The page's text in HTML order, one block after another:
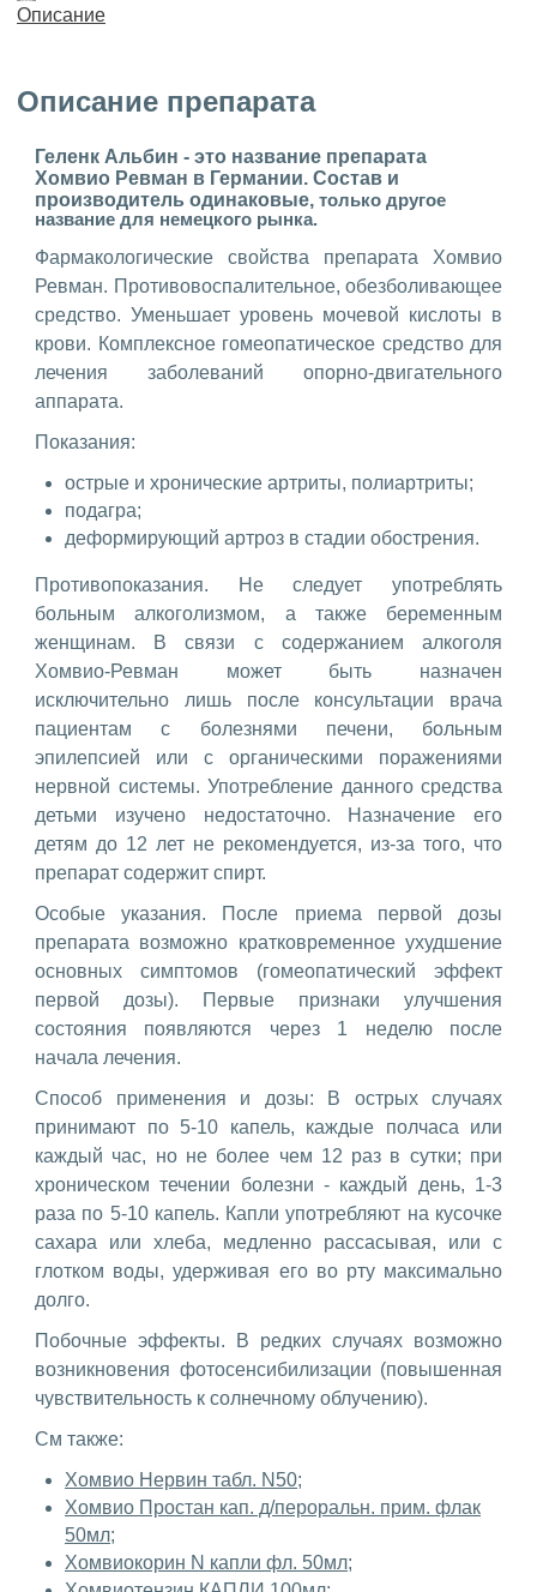
Описание
Описание препарата
Геленк Альбин - это название препарата
Хомвио Ревман в Германии. Состав и
производитель одинаковые, только другое
название для немецкого рынка.
Фармакологические свойства препарата Хомвио
Ревман. Противовоспалительное, обезболивающее
средство. Уменьшает уровень мочевой кислоты в
крови. Комплексное гомеопатическое средство для
лечения заболеваний опорно-двигательного
аппарата.
Показания:
острые и хронические артриты, полиартриты;
подагра;
деформирующий артроз в стадии обострения.
Противопоказания. Не следует употреблять
больным алкоголизмом, а также беременным
женщинам. В связи с содержанием алкоголя
Хомвио-Ревман может быть назначен
исключительно лишь после консультации врача
пациентам с болезнями печени, больным
эпилепсией или с органическими поражениями
нервной системы. Употребление данного средства
детьми изучено недостаточно. Назначение его
детям до 12 лет не рекомендуется, из-за того, что
препарат содержит спирт.
Особые указания. После приема первой дозы
препарата возможно кратковременное ухудшение
основных симптомов (гомеопатический эффект
первой дозы). Первые признаки улучшения
состояния появляются через 1 неделю после
начала лечения.
Способ применения и дозы: В острых случаях
принимают по 5-10 капель, каждые полчаса или
каждый час, но не более чем 12 раз в сутки; при
хроническом течении болезни - каждый день, 1-3
раза по 5-10 капель. Капли употребляют на кусочке
сахара или хлеба, медленно рассасывая, или с
глотком воды, удерживая его во рту максимально
долго.
Побочные эффекты. В редких случаях возможно
возникновения фотосенсибилизации (повышенная
чувствительность к солнечному облучению).
См также:
Хомвио Нервин табл. N50;
Хомвио Простан кап. д/пероральн. прим. флак
50мл;
Хомвиокорин N капли фл. 50мл;